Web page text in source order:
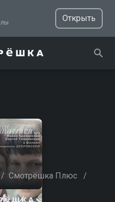
Открыть
/ Смотрёшка Плюс /